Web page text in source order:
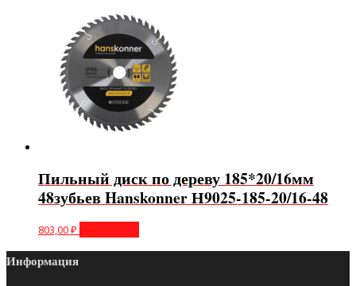
Пильный диск по дереву 185*20/16мм
48зубьев Hanskonner Н9025-185-20/16-48
803,00₽
Информация